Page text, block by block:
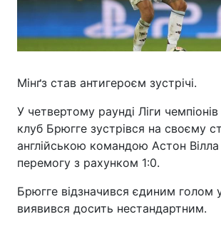
Мінґз став антигероєм зустрічі.
У четвертому раунді Ліги
клуб Брюгге зустрівся на своєму
англійською командою Астон
перемогу з рахунком 1:0.
Брюгге відзначився єдиним голом
виявився досить нестандартним.